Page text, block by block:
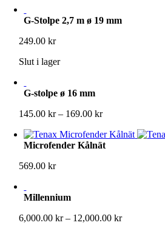
559.00 kr
G-Stolpe 2,7 m ø 19 mm
249.00kr
Slut i lager
G-stolpe ø 16 mm
145.00kr – 169.00krPrisintervall:
till
169.00 kr
Microfender Kålnät
569.00kr
Millennium
6,000.00kr – 12,000.00krPrisintervall: